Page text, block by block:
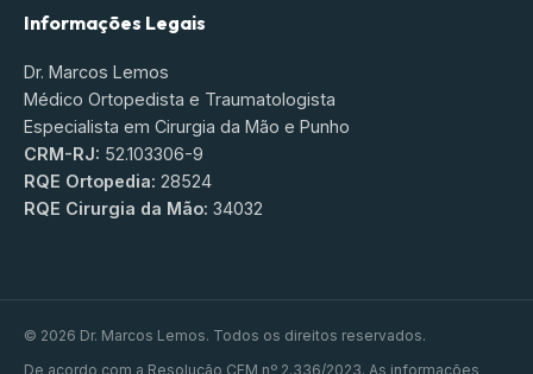
Informações Legais
Dr. Marcos Lemos
Médico Ortopedista e Traumatologista
Especialista em Cirurgia da Mão e Punho
CRM-RJ: 52.103306-9
RQE Ortopedia: 28524
RQE Cirurgia da Mão: 34032
© 2026 Dr. Marcos Lemos. Todos os direitos reservados.
De acordo com a Resolução CFM nº 2.336/2023. As informações